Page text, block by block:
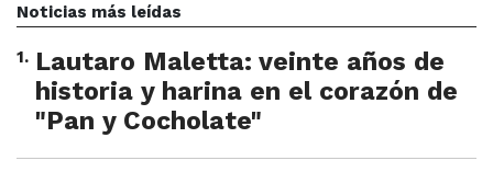
Noticias más leídas
1. Lautaro Maletta: veinte años de
historia y harina en el corazón de
"Pan y Cocholate"